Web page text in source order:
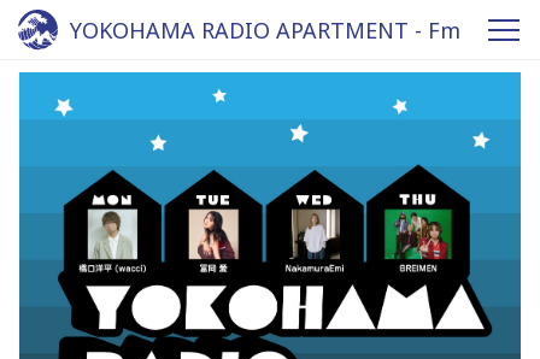
YOKOHAMA RADIO APARTMENT - Fm
yokohama 84.7